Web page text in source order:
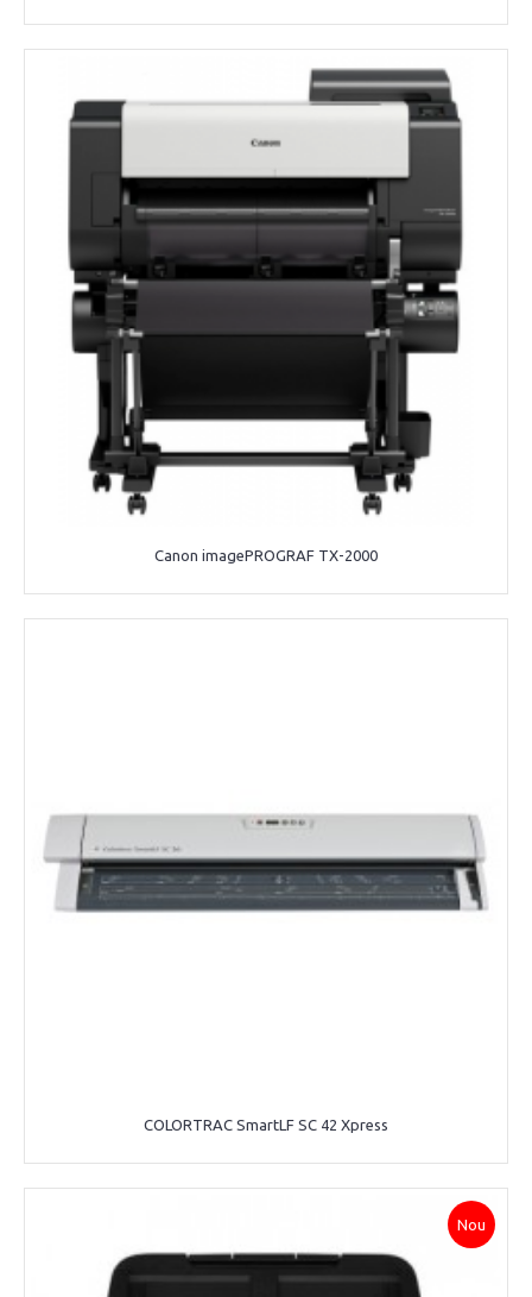
Canon imagePROGRAF TX-2000
COLORTRAC SmartLF SC 42 Xpress
Nou